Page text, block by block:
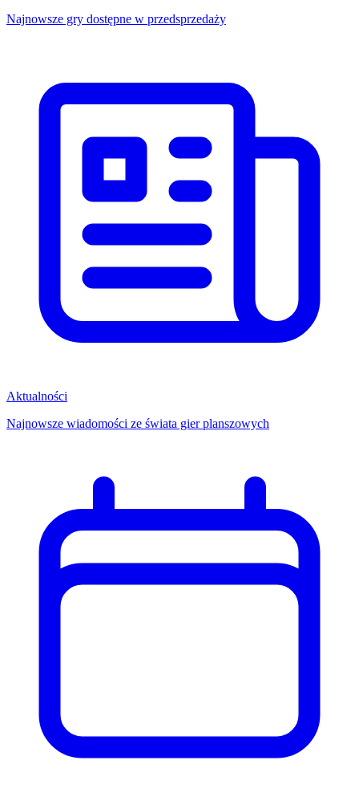
Najnowsze gry dostępne w przedsprzedaży
Aktualności
Najnowsze wiadomości ze świata gier planszowych